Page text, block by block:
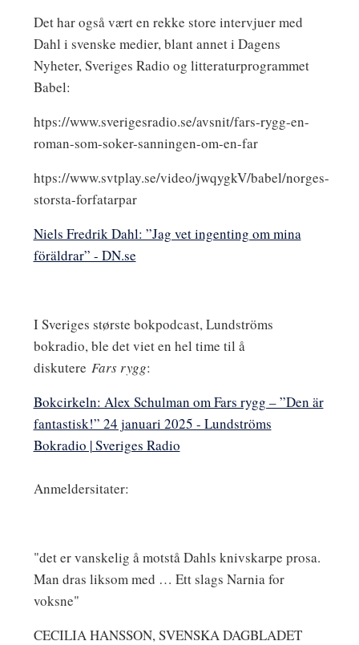
Det har også vært en rekke store intervjuer med
Dahl i svenske medier, blant annet i Dagens
Nyheter, Sveriges Radio og litteraturprogrammet
Babel:
htps://www.sverigesradio.se/avsnit/fars-rygg-en-
roman-som-soker-sanningen-om-en-far
htps://www.svtplay.se/video/jwqygkV/babel/norges-
storsta-forfatarpar
Niels Fredrik Dahl: ”Jag vet ingenting om mina
föräldrar” - DN.se
I Sveriges største bokpodcast, Lundströms
bokradio, ble det viet en hel time til å
diskutere Fars rygg:
Bokcirkeln: Alex Schulman om Fars rygg – ”Den är
fantastisk!” 24 januari 2025 - Lundströms
Bokradio | Sveriges Radio
Anmeldersitater:
"det er vanskelig å motstå Dahls knivskarpe prosa.
Man dras liksom med … Ett slags Narnia for
voksne"
CECILIA HANSSON, SVENSKA DAGBLADET